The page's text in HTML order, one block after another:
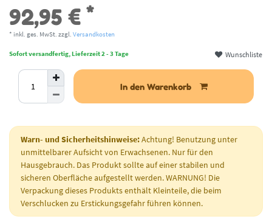
92,95 € *
* inkl. ges. MwSt. zzgl. Versandkosten
Sofort versandfertig, Lieferzeit 2 - 3 Tage Wunschliste
In den Warenkorb
Warn- und Sicherheitshinweise:Achtung! Benutzung unter
unmittelbarer Aufsicht von Erwachsenen. Nur für den
Hausgebrauch. Das Produkt sollte auf einer stabilen und
sicheren Oberfläche aufgestellt werden. WARNUNG! Die
Verpackung dieses Produkts enthält Kleinteile, die beim
Verschlucken zu Erstickungsgefahr führen können.